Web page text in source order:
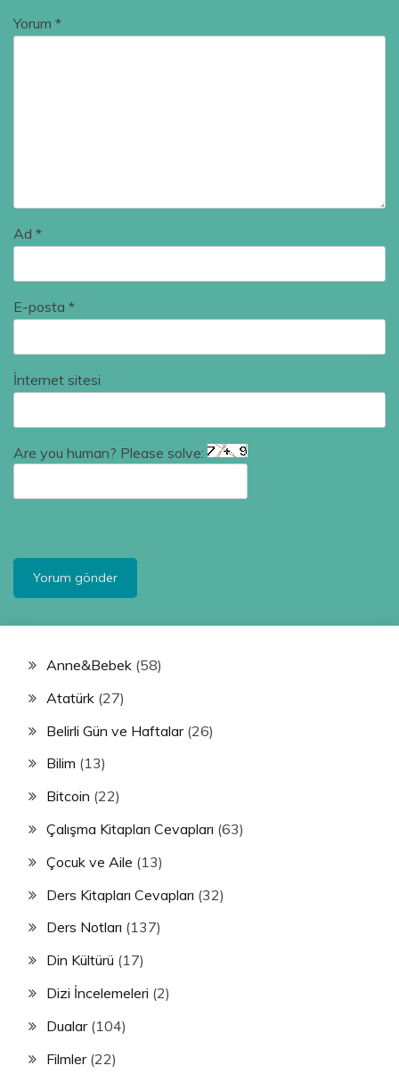
Yorum *
Ad *
E-posta *
İnternet sitesi
Are you human? Please solve:
Anne&Bebek (58)
Atatürk (27)
Belirli Gün ve Haftalar(26)
Bilim (13)
Bitcoin (22)
Çalışma Kitapları Cevapları (63)
Çocuk ve Aile (13)
Ders Kitapları Cevapları (32)
Ders Notları (137)
Din Kültürü (17)
Dizi İncelemeleri (2)
Dualar(104)
Filmler(22)